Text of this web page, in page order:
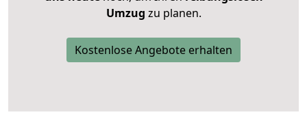
Umzug zu planen.
Kostenlose Angebote erhalten